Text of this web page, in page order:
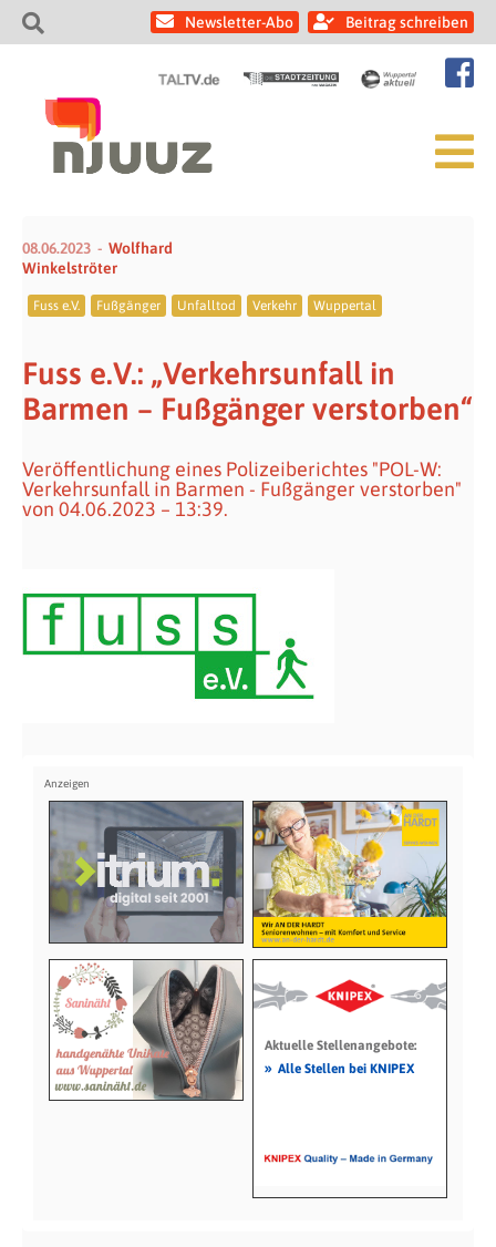
Newsletter-Abo Beitrag schreiben
08.06.2023
Wolfhard
Winkelströter
Fuss e.V. Fußgänger Unfalltod Verkehr Wuppertal
Fuss e.V.: „Verkehrsunfall in
Barmen – Fußgänger verstorben“
Veröffentlichung eines Polizeiberichtes "POL-W:
Verkehrsunfall in Barmen - Fußgänger verstorben"
von 04.06.2023 – 13:39.
Aktuelle Stellenangebote:
» Alle Stellen bei KNIPEX